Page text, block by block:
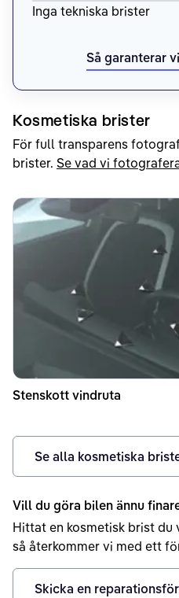
Inga tekniska brister
Så garanterar
Kosmetiska brister
För full transparens
brister. Se vad vi
Stenskott vindruta
Se alla kosmetiska
Vill du göra bilen ännu
Hittat en kosmetisk brist
så återkommer vi med ett
Skicka en